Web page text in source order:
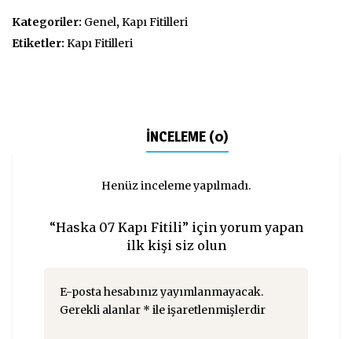
Kategoriler: Genel,Kapı Fitilleri
Etiketler: Kapı Fitilleri
İNCELEME (0)
Henüz inceleme yapılmadı.
“Haska 07 Kapı Fitili” için yorum yapan
ilk kişi siz olun
E-posta hesabınız yayımlanmayacak.
Gerekli alanlar * ile işaretlenmişlerdir